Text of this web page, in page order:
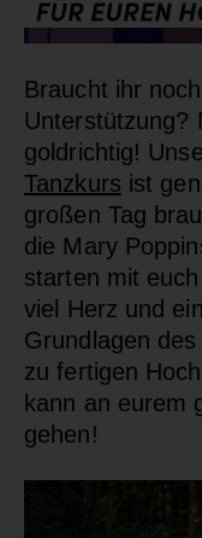
Braucht ihr
Unterstützung?
goldrichtig!
Tanzkurs ist
großen Tag
die Mary
starten mit
viel Herz und
Grundlagen
zu fertigen
kann an eurem
gehen!